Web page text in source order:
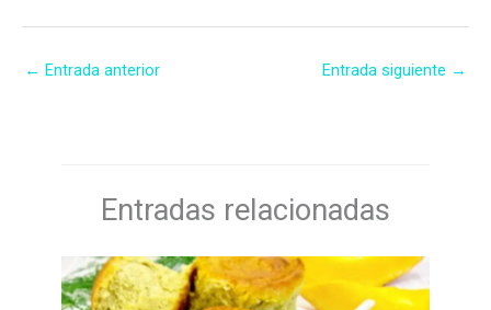
← Entrada anterior Entrada siguiente →
Entradas relacionadas